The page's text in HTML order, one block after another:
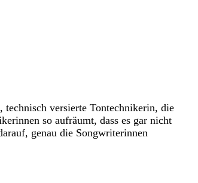
versierte Tontechnikerin, die
so aufräumt, dass es gar nicht
genau die Songwriterinnen